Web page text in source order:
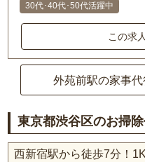
30代･40代･50代活躍中
この求
外苑前駅の家事
東京都渋谷区のお掃
西新宿駅から徒歩7分！